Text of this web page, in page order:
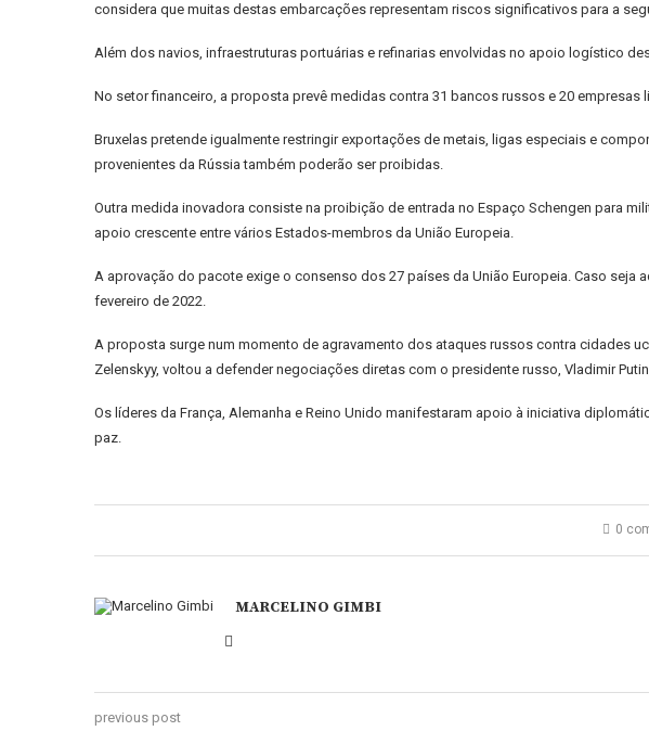
considera que muitas destas embarcações representam riscos significativos para a
Além dos navios, infraestruturas portuárias e refinarias envolvidas no apoio logístico
No setor financeiro, a proposta prevê medidas contra 31 bancos russos e 20
Bruxelas pretende igualmente restringir exportações de metais, ligas especiais e
provenientes da Rússia também poderão ser proibidas.
Outra medida inovadora consiste na proibição de entrada no Espaço Schengen para
apoio crescente entre vários Estados-membros da União Europeia.
A aprovação do pacote exige o consenso dos 27 países da União Europeia. Caso
fevereiro de 2022.
A proposta surge num momento de agravamento dos ataques russos contra cidades
Zelenskyy, voltou a defender negociações diretas com o presidente russo, Vladimir
Os líderes da França, Alemanha e Reino Unido manifestaram apoio à iniciativa
paz.
0
MARCELINO GIMBI
previous post